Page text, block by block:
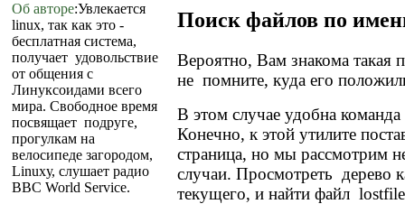
Об авторе:Увлекается
linux, так как это -
бесплатная система,
получает удовольствие
от общения с
Линуксоидами всего
мира. Свободное время
посвящает подруге,
прогулкам на
велосипеде загородом,
Linuxу, слушает радио
BBC World Service.
Поиск файлов по
Вероятно, Вам знакома такая
не помните, куда его
В этом случае удобна команда
Конечно, к этой утилите
страница, но мы рассмотрим
случаи. Просмотреть дерево
текущего, и найти файл